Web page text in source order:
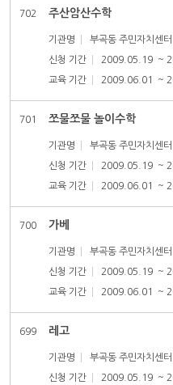
702 주산암산수학
기관명 부곡동 주민자치센터
신청 기간 2009.05.19 ~
교육 기간 2009.06.01 ~
701 쪼물쪼물 놀이수학
기관명 부곡동 주민자치센터
신청 기간 2009.05.19 ~
교육 기간 2009.06.01 ~
700 가베
기관명 부곡동 주민자치센터
신청 기간 2009.05.19 ~
교육 기간 2009.06.01 ~
699 레고
기관명 부곡동 주민자치센터
신청 기간 2009.05.19 ~